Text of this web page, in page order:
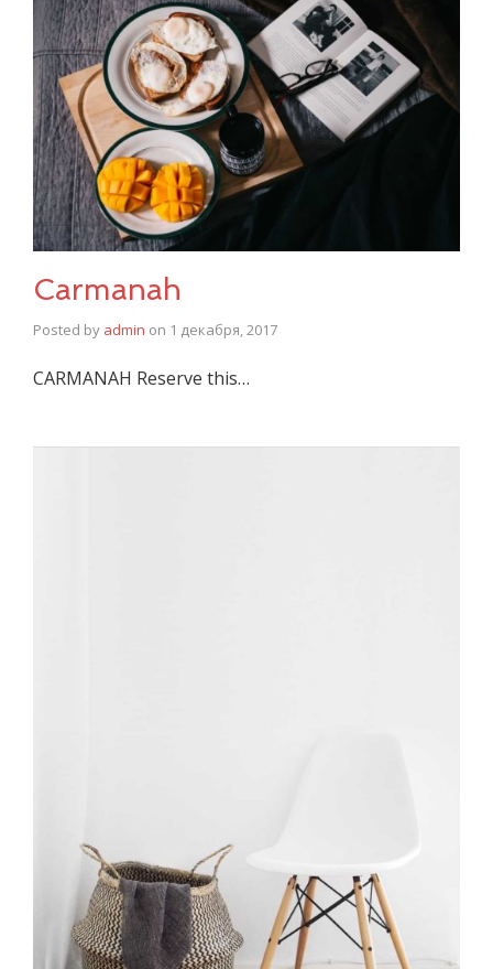
Carmanah
Posted by admin on 1 декабря, 2017
CARMANAH Reserve this…